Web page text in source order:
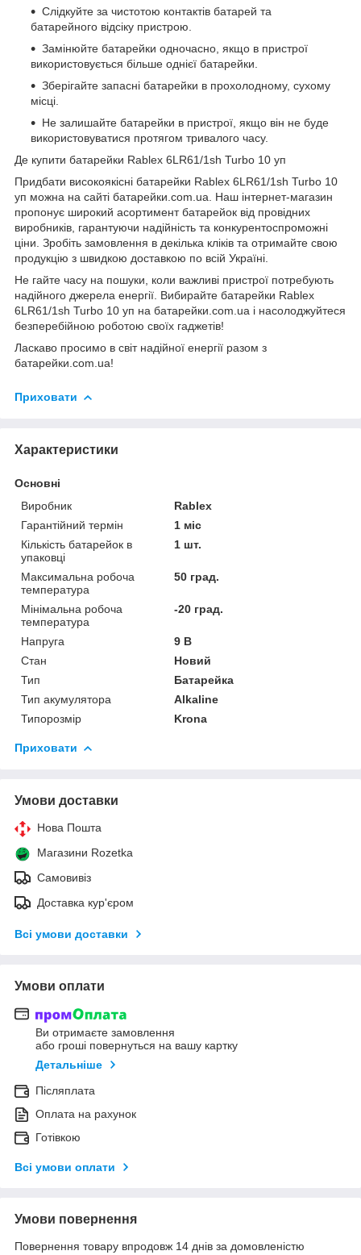
Слідкуйте за чистотою контактів батарей та
батарейного відсіку пристрою.
Замінюйте батарейки одночасно, якщо в пристрої
використовується більше однієї батарейки.
Зберігайте запасні батарейки в прохолодному, сухому
місці.
Не залишайте батарейки в пристрої, якщо він не буде
використовуватися протягом тривалого часу.
Де купити батарейки Rablex 6LR61/1sh Turbo 10 уп
Придбати високоякісні батарейки Rablex 6LR61/1sh Turbo 10
уп можна на сайті батарейки.com.ua . Наш інтернет-магазин
пропонує широкий асортимент батарейок від провідних
виробників, гарантуючи надійність та конкурентоспроможні
ціни. Зробіть замовлення в декілька кліків та отримайте свою
продукцію з швидкою доставкою по всій Україні.
Не гайте часу на пошуки, коли важливі пристрої потребують
надійного джерела енергії. Вибирайте батарейки Rablex
6LR61/1sh Turbo 10 уп на батарейки.com.ua і насолоджуйтеся
безперебійною роботою своїх гаджетів!
Ласкаво просимо в світ надійної енергії разом з
батарейки.com.ua!
Приховати
Характеристики
Основні
Виробник
Rablex
Гарантійний термін
1 міс
Кількість батарейок в
упаковці
1 шт.
Максимальна робоча
температура
50 град.
Мінімальна робоча
температура
-20 град.
Напруга
9 В
Стан
Новий
Тип
Батарейка
Тип акумулятора
Alkaline
Типорозмір
Krona
Приховати
Умови доставки
Нова Пошта
Магазини Rozetka
Самовивіз
Доставка кур'єром
Всі умови доставки
Умови оплати
Ви отримаєте замовлення
або гроші повернуться на вашу картку
Детальніше
Післяплата
Оплата на рахунок
Готівкою
Всі умови оплати
Умови повернення
Повернення товару впродовж 14 днів за домовленістю